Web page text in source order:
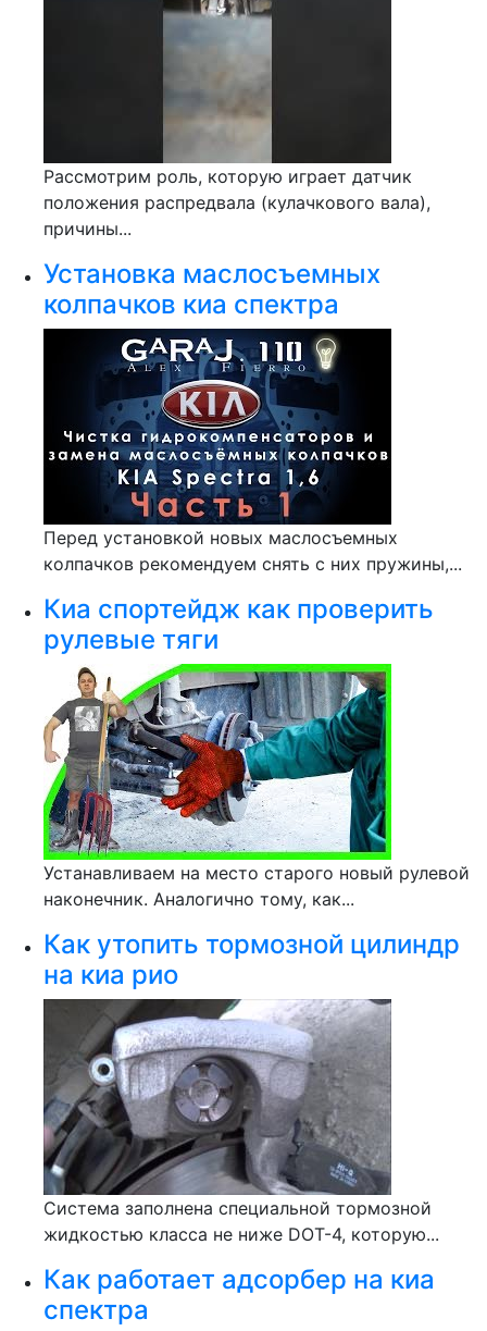
Рассмотрим роль, которую играет датчик
положения распредвала (кулачкового вала),
причины...
Установка маслосъемных
колпачков киа спектра
Перед установкой новых маслосъемных
колпачков рекомендуем снять с них пружины,...
Киа спортейдж как проверить
рулевые тяги
Устанавливаем на место старого новый рулевой
наконечник. Аналогично тому, как...
Как утопить тормозной цилиндр
на киа рио
Система заполнена специальной тормозной
жидкостью класса не ниже DOT-4, которую...
Как работает адсорбер на киа
спектра